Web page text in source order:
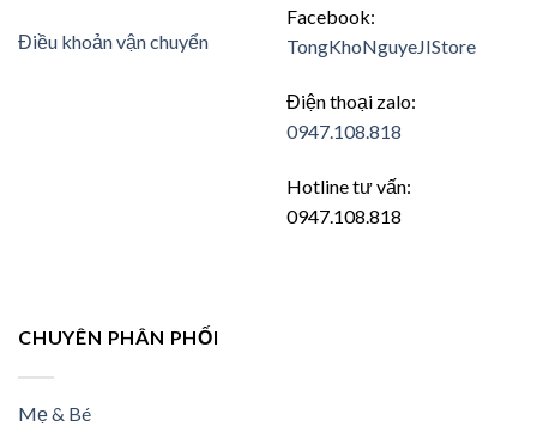
Điều khoản vận chuyển
Facebook:
TongKhoNguyeJIStore
Điện thoại zalo:
0947.108.818
Hotline tư vấn:
0947.108.818
CHUYÊN PHÂN PHỐI
Mẹ & Bé